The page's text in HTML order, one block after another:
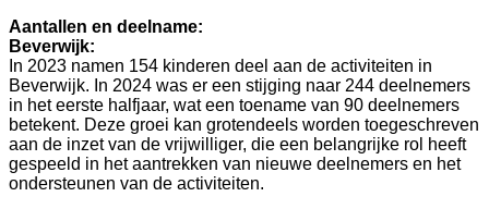
Aantallen en deelname:
Beverwijk:
In 2023 namen 154 kinderen deel aan de activiteiten in
Beverwijk. In 2024 was er een stijging naar 244 deelnemers
in het eerste halfjaar, wat een toename van 90 deelnemers
betekent. Deze groei kan grotendeels worden toegeschreven
aan de inzet van de vrijwilliger, die een belangrijke rol heeft
gespeeld in het aantrekken van nieuwe deelnemers en het
ondersteunen van de activiteiten.